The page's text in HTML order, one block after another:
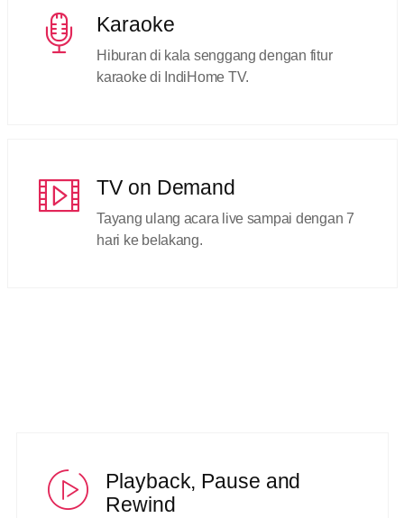
Karaoke
Hiburan di kala senggang dengan fitur
karaoke di IndiHome TV.
TV on Demand
Tayang ulang acara live sampai dengan 7
hari ke belakang.
Playback, Pause and
Rewind